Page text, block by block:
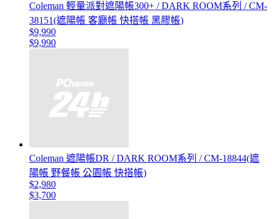
Coleman 輕量派對遮陽帳300+ / DARK ROOM系列 / CM-
38151(遮陽帳 客廳帳 快搭帳 黑膠帳)
$9,990
$9,990
Coleman 遮陽帳DR / DARK ROOM系列 / CM-18844(遮
陽帳 野餐帳 公園帳 快搭帳)
$2,980
$3,700